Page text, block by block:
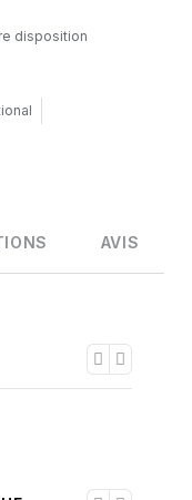
disposition
AVIS